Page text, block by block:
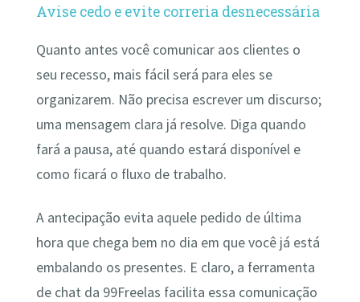
Avise cedo e evite correria desnecessária
Quanto antes você comunicar aos clientes o
seu recesso, mais fácil será para eles se
organizarem. Não precisa escrever um discurso;
uma mensagem clara já resolve. Diga quando
fará a pausa, até quando estará disponível e
como ficará o fluxo de trabalho.
A antecipação evita aquele pedido de última
hora que chega bem no dia em que você já está
embalando os presentes. E claro, a ferramenta
de chat da 99Freelas facilita essa comunicação